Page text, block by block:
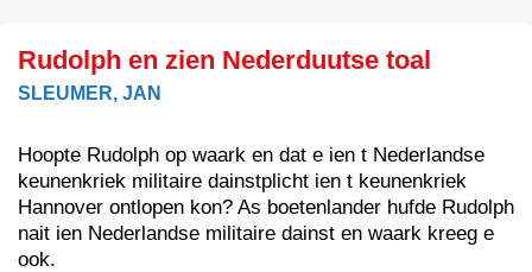
Rudolph en zien Nederduutse toal
SLEUMER, JAN
Hoopte Rudolph op waark en dat e ien t Nederlandse
keunenkriek militaire dainstplicht ien t keunenkriek
Hannover ontlopen kon? As boetenlander hufde Rudolph
nait ien Nederlandse militaire dainst en waark kreeg e
ook.